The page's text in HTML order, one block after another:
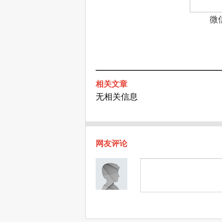
微
相关文章
无相关信息
网友评论